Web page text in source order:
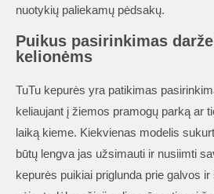
nuotykių paliekamų pėdsakų.
Puikus pasirinkimas
kelionėms
TuTu kepurės yra patikimas
keliaujant į žiemos pramogų parką ar
laiką kieme. Kiekvienas modelis
būtų lengva jas užsimauti ir nusiimti
kepurės puikiai priglunda prie galvos